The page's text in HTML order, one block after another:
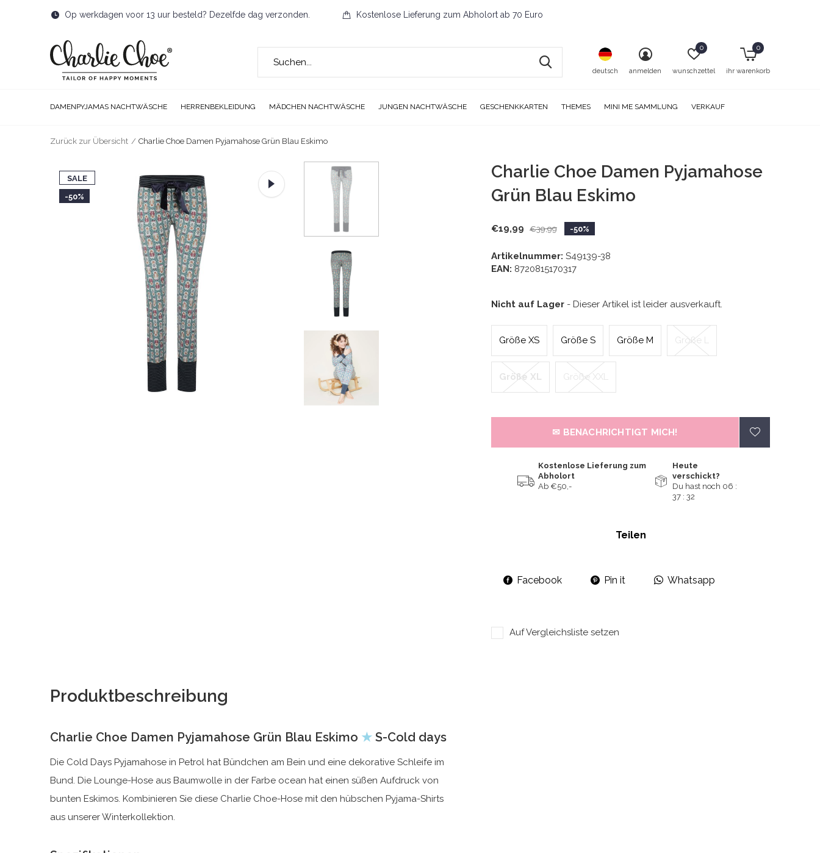
DAMENPYJAMAS NACHTWÄSCHE HERRENBEKLEIDUNG MÄDCHEN NACHTWÄSCHE JUNGEN NACHTWÄSCHE GESCHENKKARTEN THEMES MINI ME SAMMLUNG VERKAUF
deutsch anmelden wunschzettel
0
ihr warenkorb
0
Op werkdagen voor 13 uur besteld? Dezelfde dag verzonden. Kostenlose Lieferung zum Abholort ab 70 Euro
Zurück zur Übersicht Charlie Choe Damen Pyjamahose Grün Blau Eskimo
SALE
-50%
Charlie Choe Damen Pyjamahose
Grün Blau Eskimo
€19,99 €39,99 -50%
Artikelnummer: S49139-38
EAN: 8720815170317
Nicht auf Lager - Dieser Artikel ist leider ausverkauft.
Größe XS Größe S Größe M Größe L
Größe XL Größe XXL
✉ BENACHRICHTIGT MICH!
Kostenlose Lieferung zum
Abholort
Ab €50,-
Heute
verschickt?
Du hast noch 06 :
37 :32
Teilen
Facebook Pin it Whatsapp
Auf Vergleichsliste setzen
Produktbeschreibung
Charlie Choe Damen Pyjamahose Grün Blau Eskimo ★ S-Cold days
Die Cold Days Pyjamahose in Petrol hat Bündchen am Bein und eine dekorative Schleife im
Bund. Die Lounge-Hose aus Baumwolle in der Farbe ocean hat einen süßen Aufdruck von
bunten Eskimos. Kombinieren Sie diese Charlie Choe-Hose mit den hübschen Pyjama-Shirts
aus unserer Winterkollektion.